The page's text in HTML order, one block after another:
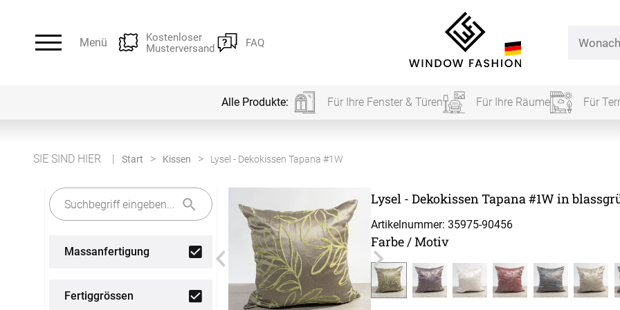
Menü
Kostenloser
Musterversand
FAQ
Für Ihre Fenster & Türen
Plissee
Alle Plissees
Fertiggrössen
Rollo
Alle Rollos
Dachfenster Rollo
Lamellenvorhang
Alle Lamellen
Massanfertigung
Zubehör
Jalousien
Alle Jalousien
Scheibengardinen
Alle
Alle Produkte: Für Ihre Fenster & Türen Für Ihre Räume Für
SIE SIND HIER Start Kissen Lysel - Dekokissen Tapana #1W
Massanfertigung
Fertiggrössen
Lysel - Dekokissen Tapana #1W in
Artikelnummer: 35975-90456
Farbe / Motiv